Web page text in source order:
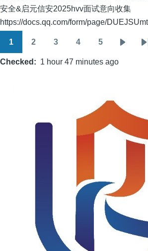
安全&启元信安2025hvv面试意向收集
https://docs.qq.com/form/page/
1 2 3 4 5
Checked 1 hour 47 minutes ago